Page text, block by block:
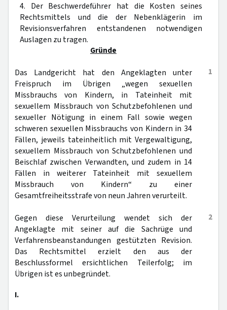
4. Der Beschwerdeführer hat die Kosten seines
Rechtsmittels und die der Nebenklägerin im
Revisionsverfahren entstandenen notwendigen
Auslagen zu tragen.
Gründe
1
Das Landgericht hat den Angeklagten unter
Freispruch im Übrigen „wegen sexuellen
Missbrauchs von Kindern, in Tateinheit mit
sexuellem Missbrauch von Schutzbefohlenen und
sexueller Nötigung in einem Fall sowie wegen
schweren sexuellen Missbrauchs von Kindern in 34
Fällen, jeweils tateinheitlich mit Vergewaltigung,
sexuellem Missbrauch von Schutzbefohlenen und
Beischlaf zwischen Verwandten, und zudem in 14
Fällen in weiterer Tateinheit mit sexuellem
Missbrauch von Kindern“ zu einer
Gesamtfreiheitsstrafe von neun Jahren verurteilt.
2
Gegen diese Verurteilung wendet sich der
Angeklagte mit seiner auf die Sachrüge und
Verfahrensbeanstandungen gestützten Revision.
Das Rechtsmittel erzielt den aus der
Beschlussformel ersichtlichen Teilerfolg; im
Übrigen ist es unbegründet.
I.